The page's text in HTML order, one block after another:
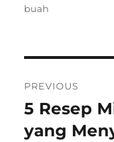
buah
PREVIOUS
Previous
post:
5 Resep
yang